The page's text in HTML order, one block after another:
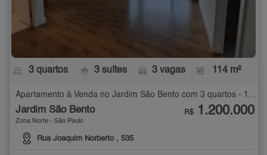
3 quartos 3 suítes 3 vagas 114 m²
Jardim São Bento
Zona Norte - São Paulo
Rua Joaquim Norberto , 535
R$ 1.200.000